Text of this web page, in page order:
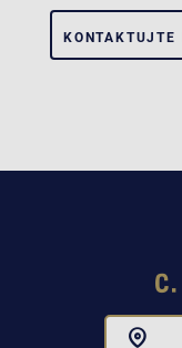
KONTAKTUJTE